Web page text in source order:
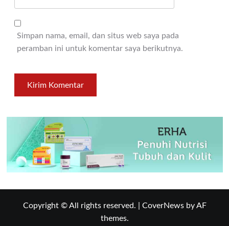
Simpan nama, email, dan situs web saya pada
peramban ini untuk komentar saya berikutnya.
Copyright © All rights reserved. CoverNewsby AF
themes.